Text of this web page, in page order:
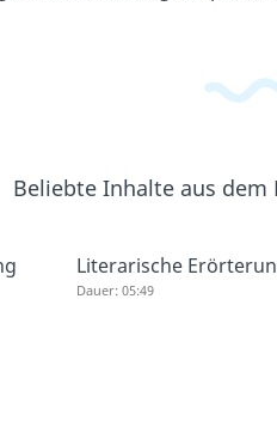
Beliebte Inhalte aus
Literarische
Dauer: 05:49